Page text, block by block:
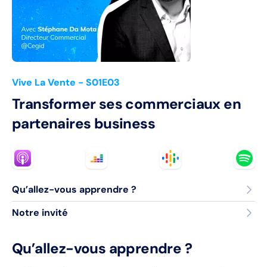
Vive La Vente - S01E03
Transformer ses commerciaux en
partenaires business
Qu’allez-vous apprendre ?
Notre invité
Qu’allez-vous apprendre ?